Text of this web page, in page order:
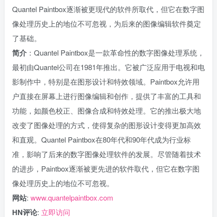
Quantel Paintbox逐渐被更现代的软件所取代，但它在数字图
像处理历史上的地位不可忽视，为后来的图像编辑软件奠定
了基础。
简介 ：Quantel Paintbox是一款革命性的数字图像处理系统，
最初由Quantel公司在1981年推出。它被广泛应用于电视和电
影制作中，特别是在图形设计和特效领域。Paintbox允许用
户直接在屏幕上进行图像编辑和创作，提供了丰富的工具和
功能，如颜色校正、图像合成和特效处理。它的推出极大地
改变了图像处理的方式，使得复杂的图形设计变得更加高效
和直观。Quantel Paintbox在80年代和90年代成为行业标
准，影响了后来的数字图像处理软件的发展。尽管随着技术
的进步，Paintbox逐渐被更先进的软件取代，但它在数字图
像处理历史上的地位不可忽视。
网站: www.quantelpaintbox.com
HN评论: 立即访问